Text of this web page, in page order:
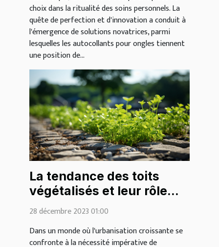
choix dans la ritualité des soins personnels. La
quête de perfection et d'innovation a conduit à
l'émergence de solutions novatrices, parmi
lesquelles les autocollants pour ongles tiennent
une position de...
La tendance des toits
végétalisés et leur rôle
écologique
28 décembre 2023 01:00
Dans un monde où l'urbanisation croissante se
confronte à la nécessité impérative de